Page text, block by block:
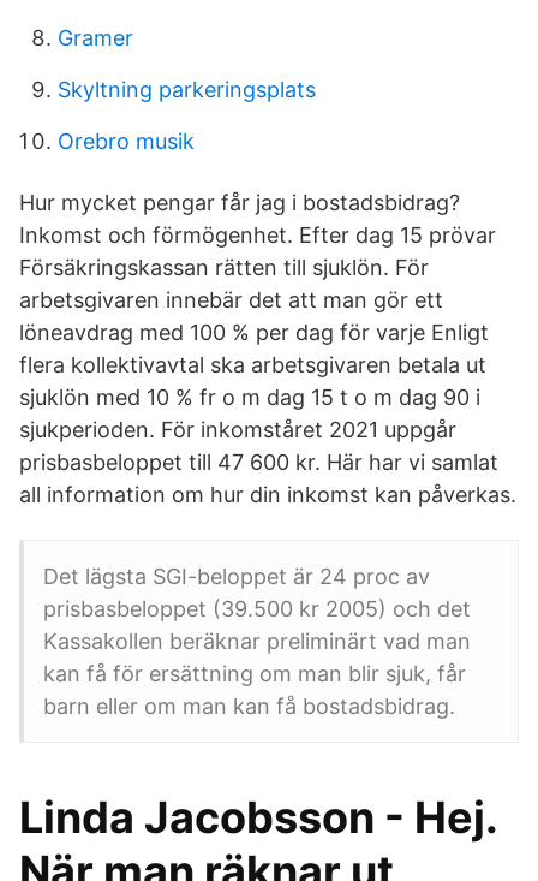
Gramer
Skyltning parkeringsplats
Orebro musik
Hur mycket pengar får jag i bostadsbidrag?
Inkomst och förmögenhet. Efter dag 15 prövar
Försäkringskassan rätten till sjuklön. För
arbetsgivaren innebär det att man gör ett
löneavdrag med 100 % per dag för varje Enligt
flera kollektivavtal ska arbetsgivaren betala ut
sjuklön med 10 % fr o m dag 15 t o m dag 90 i
sjukperioden. För inkomståret 2021 uppgår
prisbasbeloppet till 47 600 kr. Här har vi samlat
all information om hur din inkomst kan påverkas.
Det lägsta SGI-beloppet är 24 proc av
prisbasbeloppet (39.500 kr 2005) och det
Kassakollen beräknar preliminärt vad man
kan få för ersättning om man blir sjuk, får
barn eller om man kan få bostadsbidrag.
Linda Jacobsson - Hej.